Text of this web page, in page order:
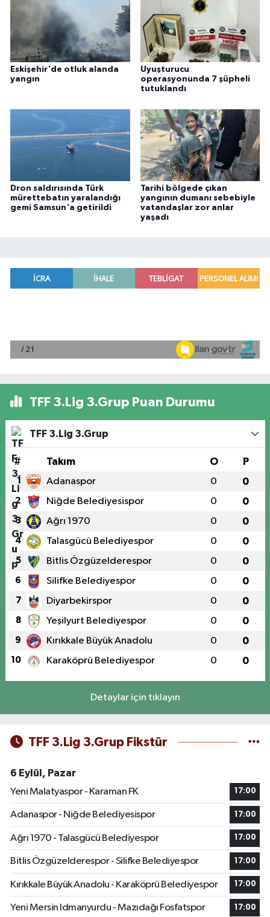
Eskişehir'de otluk alanda
yangın
Uyuşturucu
operasyonunda 7 şüpheli
tutuklandı
Dron saldırısında Türk
mürettebatın yaralandığı
gemi Samsun'a getirildi
Tarihi bölgede çıkan
yangının dumanı sebebiyle
vatandaşlar zor anlar
yaşadı
TFF 3.Lig 3.Grup Puan Durumu
TFF 3.Lig 3.Grup
# Takım O P
1 Adanaspor 0 0
2 Niğde Belediyesispor 0 0
3 Ağrı 1970 0 0
4 Talasgücü Belediyespor 0 0
5 Bitlis Özgüzelderespor 0 0
6 Silifke Belediyespor 0 0
7 Diyarbekirspor 0 0
8 Yeşilyurt Belediyespor 0 0
9 Kırıkkale Büyük Anadolu 0 0
10 Karaköprü Belediyespor 0 0
Detaylar için tıklayın
TFF 3.Lig 3.Grup Fikstür
6 Eylül, Pazar
Yeni Malatyaspor - Karaman FK
17:00
Adanaspor - Niğde Belediyesispor 17:00
Ağrı 1970 - Talasgücü Belediyespor 17:00
Bitlis Özgüzelderespor - Silifke Belediyespor 17:00
Kırıkkale Büyük Anadolu - Karaköprü Belediyespor 17:00
Yeni Mersin Idmanyurdu - Mazıdağı Fosfatspor 17:00